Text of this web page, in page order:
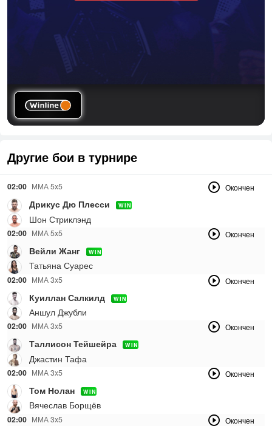
Другие бои в турнире
02:00 ММА 5x5 Окончен
Дрикус Дю Плесси WIN
Шон Стриклэнд
02:00 ММА 5x5 Окончен
Вейли Жанг WIN
Татьяна Суарес
02:00 ММА 3x5 Окончен
Куиллан Салкилд WIN
Аншул Джубли
02:00 ММА 3x5 Окончен
Таллисон Тейшейра WIN
Джастин Тафа
02:00 ММА 3x5 Окончен
Том Нолан WIN
Вячеслав Борщёв
02:00 ММА 3x5 Окончен